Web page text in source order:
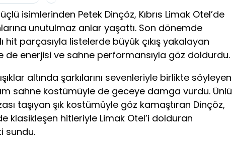
isimlerinden Petek Dinçöz, Kıbrıs Limak Otel’de
unutulmaz anlar yaşattı. Son dönemde
hit parçasıyla listelerde büyük çıkış yakalayan
de enerjisi ve sahne performansıyla göz doldurdu.
altında şarkılarını sevenleriyle birlikte söyleyen
sahne kostümüyle de geceye damga vurdu. Ünlü
taşıyan şık kostümüyle göz kamaştıran Dinçöz,
klasikleşen hitleriyle Limak Otel’i dolduran
sundu.